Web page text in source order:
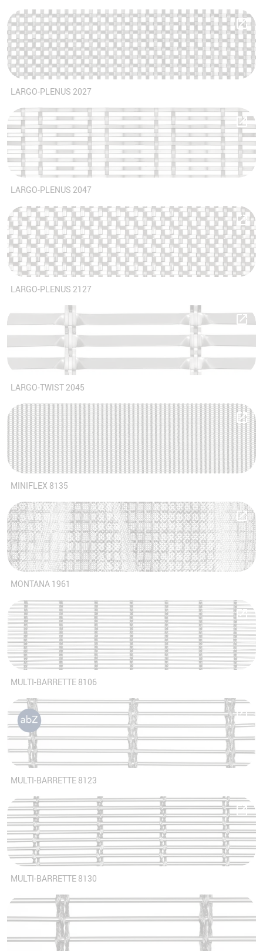
LARGO-PLENUS 2027
LARGO-PLENUS 2047
LARGO-PLENUS 2127
LARGO-TWIST 2045
MINIFLEX 8135
MONTANA 1961
MULTI-BARRETTE 8106
MULTI-BARRETTE 8123
MULTI-BARRETTE 8130